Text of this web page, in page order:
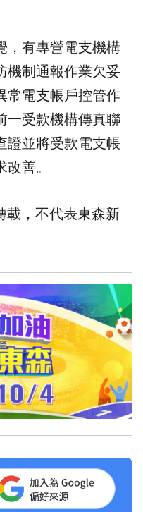
，有專營電支機構
機制通報作業欠妥
常電支帳戶控管作
一受款機構傳真聯
證並將受款電支帳
善。
載，不代表東森新